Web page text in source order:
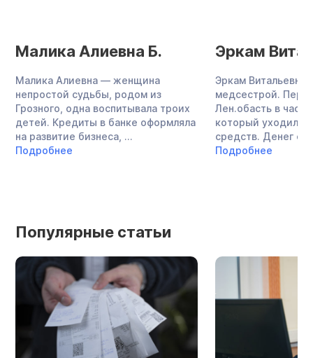
Малика Алиевна Б.
Малика Алиевна — женщина
непростой судьбы, родом из
Грозного, одна воспитывала троих
детей. Кредиты в банке оформляла
на развитие бизнеса, ...
Подробнее
Эркам
Эркам Витальевна
медсестрой.
Лен.обасть в
который уходило
средств. Денег
Подробнее
Популярные статьи